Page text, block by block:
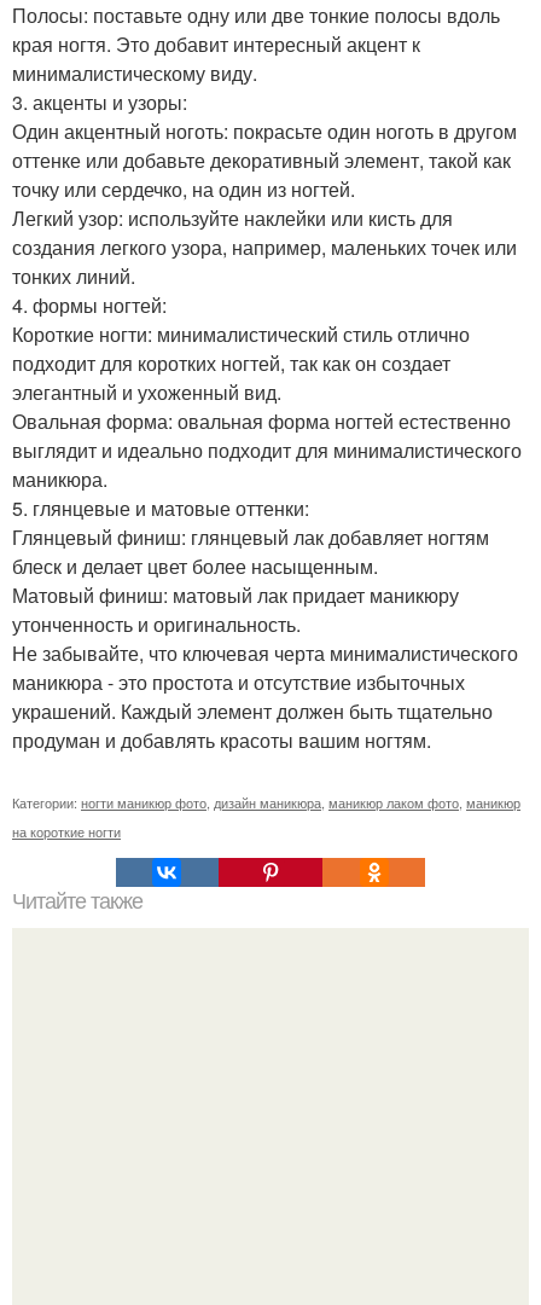
Полосы: поставьте одну или две тонкие полосы вдоль
края ногтя. Это добавит интересный акцент к
минималистическому виду.
3. акценты и узоры:
Один акцентный ноготь: покрасьте один ноготь в другом
оттенке или добавьте декоративный элемент, такой как
точку или сердечко, на один из ногтей.
Легкий узор: используйте наклейки или кисть для
создания легкого узора, например, маленьких точек или
тонких линий.
4. формы ногтей:
Короткие ногти: минималистический стиль отлично
подходит для коротких ногтей, так как он создает
элегантный и ухоженный вид.
Овальная форма: овальная форма ногтей естественно
выглядит и идеально подходит для минималистического
маникюра.
5. глянцевые и матовые оттенки:
Глянцевый финиш: глянцевый лак добавляет ногтям
блеск и делает цвет более насыщенным.
Матовый финиш: матовый лак придает маникюру
утонченность и оригинальность.
Не забывайте, что ключевая черта минималистического
маникюра - это простота и отсутствие избыточных
украшений. Каждый элемент должен быть тщательно
продуман и добавлять красоты вашим ногтям.
Категории: ногти маникюр фото дизайн маникюра маникюр лаком фото маникюр
на короткие ногти
Читайте также